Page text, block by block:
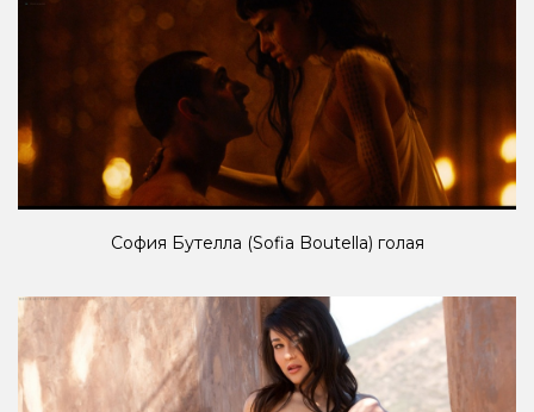
София Бутелла (Sofia Boutella) голая